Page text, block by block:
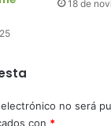
18 de
no será
con *